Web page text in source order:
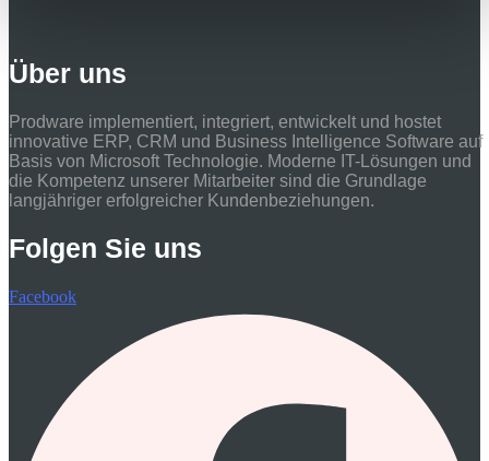
Über uns
Prodware implementiert, integriert, entwickelt und hostet
innovative ERP, CRM und Business Intelligence Software auf
Basis von Microsoft Technologie. Moderne IT-Lösungen und
die Kompetenz unserer Mitarbeiter sind die Grundlage
langjähriger erfolgreicher Kundenbeziehungen.
Folgen Sie uns
Facebook